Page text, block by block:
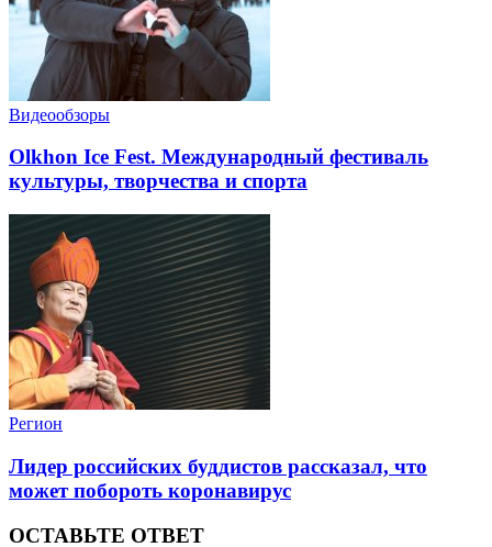
Видеообзоры
Olkhon Ice Fest. Международный фестиваль
культуры, творчества и спорта
Регион
Лидер российских буддистов рассказал, что
может побороть коронавирус
ОСТАВЬТЕ ОТВЕТ